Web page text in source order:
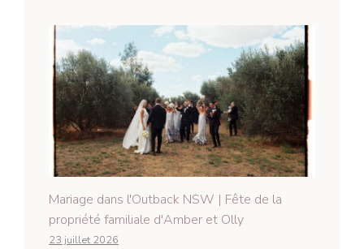
Mariage dans l'Outback NSW | Fête de la
propriété familiale d'Amber et Olly
23 juillet 2026